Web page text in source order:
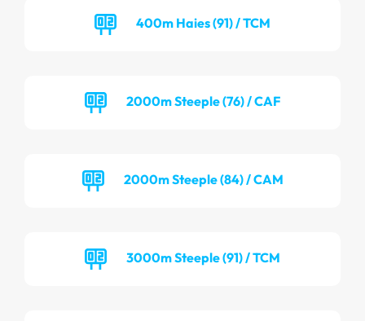
400m Haies (91) / TCM
2000m Steeple (76) / CAF
2000m Steeple (84) / CAM
3000m Steeple (91) / TCM